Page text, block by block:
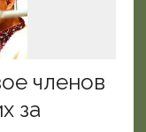
членов
за